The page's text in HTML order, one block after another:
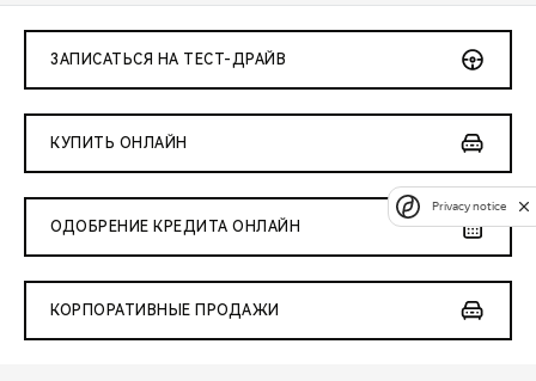
ЗАПИСАТЬСЯ НА ТЕСТ-ДРАЙВ
КУПИТЬ ОНЛАЙН
ОДОБРЕНИЕ КРЕДИТА ОНЛАЙН
КОРПОРАТИВНЫЕ ПРОДАЖИ
Privacy notice